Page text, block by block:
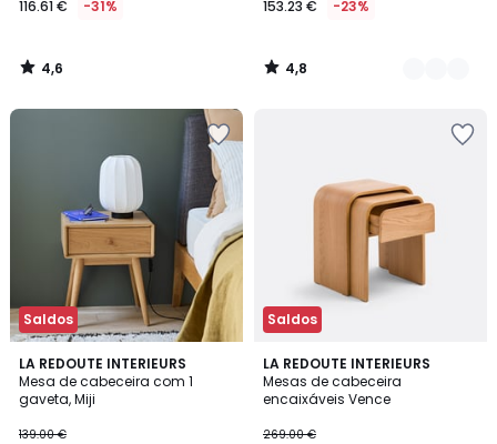
em
de
169.00
116.61 € -31%
4,6
/
153.23 € -23%
4,8
/
Saldos
LA REDOUTE INTERIEURS
Mesa de cabeceira com 1
gaveta, Miji
139.00 €
4,7
/ 5
Saldos
LA REDOUTE INTERIEURS
Mesas de cabeceira
encaixáveis Vence
269.00 €
4
/
5